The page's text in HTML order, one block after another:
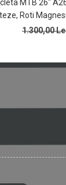
MTB 26″
Roti
1.300,00